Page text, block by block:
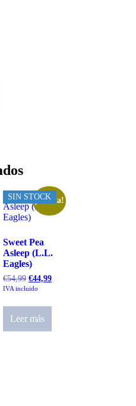
¡Oferta!
SIN STOCK
Sweet Pea
Asleep (L.L.
Eagles)
€54,99 €44,99
IVA incluido
Leer más